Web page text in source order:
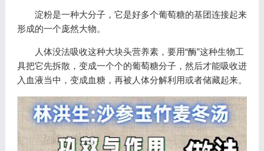
淀粉是一种大分子，它是好多个葡萄糖的基团连接起来
形成的一个庞然大物。
人体没法吸收这种大块头营养素，要用“酶”这种生物工
具把它先拆散，变成一个个的葡萄糖分子，然后才能吸收进
入血液当中，变成血糖，再被人体分解利用或者储藏起来。